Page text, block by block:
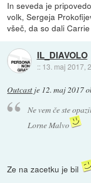
In seveda je
volk, Sergeja
všeč, da so dali
IL_DIAVOLO
:: 13. maj 2017,
Outcast je 12. maj 2017
Ne vem če ste
Lorne Malvo
Ze na zacetku je bil